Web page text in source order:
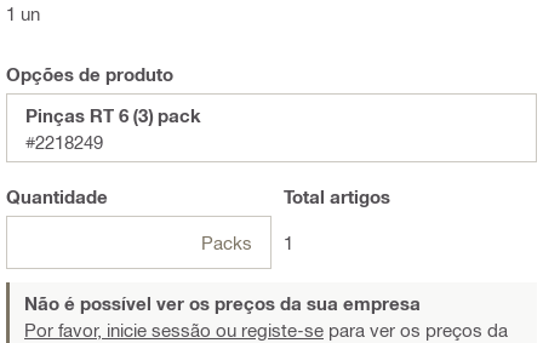
1 un
Opções de produto
Pinças RT 6 (3) pack
#2218249
Quantidade
Packs
Total artigos
1
Não é possível ver os preços da sua empresa
Por favor, inicie sessão ou registe-se para ver os preços da